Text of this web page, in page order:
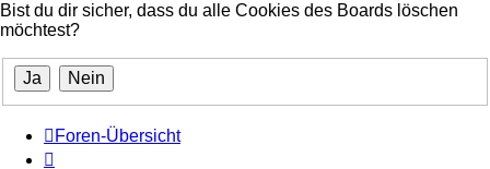
Bist du dir sicher, dass du alle Cookies des Boards löschen
möchtest?
Foren-Übersicht